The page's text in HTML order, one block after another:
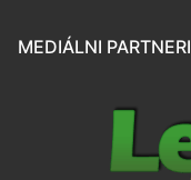
MEDIÁLNI PARTNERI